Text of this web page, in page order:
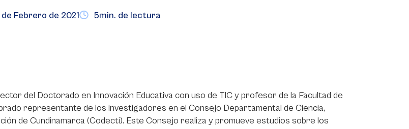
Febrero de 2021 5min. de lectura
del Doctorado en Innovación Educativa con uso de TIC y profesor de la Facultad de
representante de los investigadores en el Consejo Departamental de Ciencia,
de Cundinamarca (Codecti). Este Consejo realiza y promueve estudios sobre los